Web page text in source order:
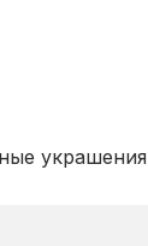
украшения